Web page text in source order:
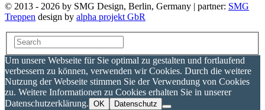
© 2013 - 2026 by SMG Design, Berlin, Germany | partner: SMG
Treppen design by alpha projekt GbR
Um unsere Webseite für Sie optimal zu gestalten und fortlaufend
verbessern zu können, verwenden wir Cookies. Durch die weitere
Nutzung der Webseite stimmen Sie der Verwendung von Cookies
zu. Weitere Informationen zu Cookies erhalten Sie in unserer
Datenschutzerklärung. OK Datenschutz